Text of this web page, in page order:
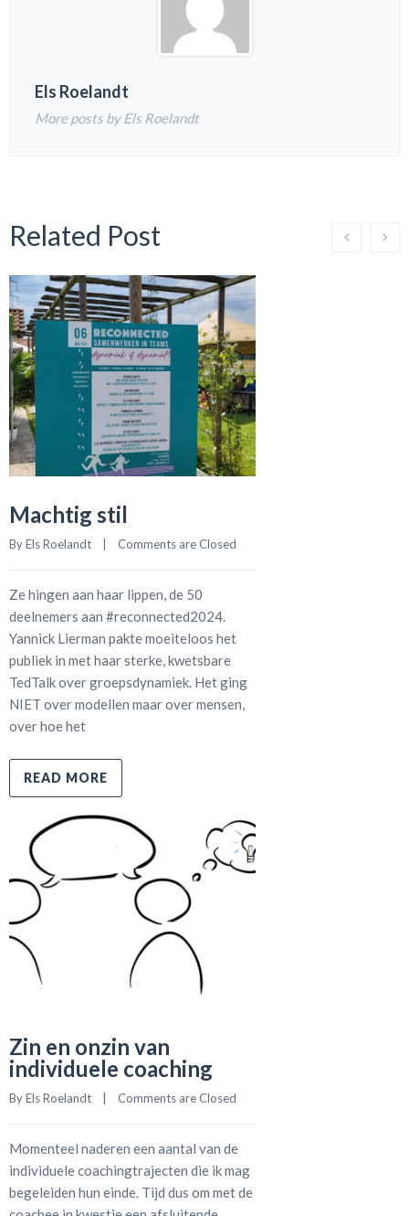
Els Roelandt
More posts by Els Roelandt
Related Post
Machtig stil
By Els Roelandt Comments are Closed
Ze hingen aan haar lippen, de 50
deelnemers aan #reconnected2024.
Yannick Lierman pakte moeiteloos het
publiek in met haar sterke, kwetsbare
TedTalk over groepsdynamiek. Het ging
NIET over modellen maar over mensen,
over hoe het
READ MORE
Zin en onzin van
individuele coaching
By Els Roelandt
    |
Comments are Closed
Momenteel naderen een aantal van de
individuele coachingtrajecten die ik mag
begeleiden hun einde. Tijd dus om met de